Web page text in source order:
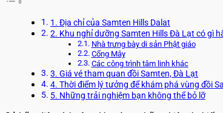
1. Địa chỉ của Samten Hills Dalat
2. Khu nghỉ dưỡng Samten Hills Đà Lạt có gì
Nhà trưng bày di sản Phật giáo
Cổng Mây
Các công trình tâm linh khác
3. Giá vé tham quan đồi Samten, Đà Lạt
4. Thời điểm lý tưởng để khám phá vùng đồi
5. Những trải nghiệm bạn không thể bỏ lỡ